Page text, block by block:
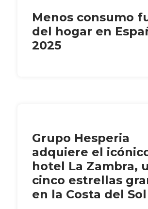
Menos consumo
del hogar en
2025
Grupo Hesperia
adquiere el
hotel La Zambra,
cinco estrellas
en la Costa del Sol